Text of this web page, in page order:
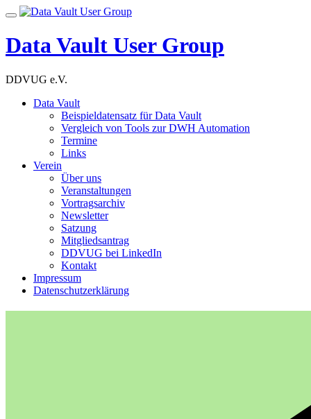
Skip
content
Toggle
Data Vault User Group
DDVUG e.V.
Data Vault
Beispieldatensatz für Data Vault
Vergleich von Tools zur DWH Automation
Termine
Links
Verein
Über uns
Veranstaltungen
Vortragsarchiv
Newsletter
Satzung
Mitgliedsantrag
DDVUG bei LinkedIn
Kontakt
Impressum
Datenschutzerklärung